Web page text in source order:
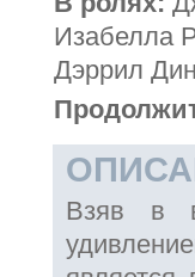
Изабелла
Дэррил
Взяв в